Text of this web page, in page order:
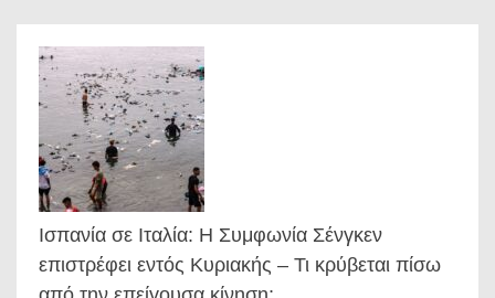
Ισπανία σε Ιταλία: Η Συμφωνία Σένγκεν
επιστρέφει εντός Κυριακής – Τι κρύβεται πίσω